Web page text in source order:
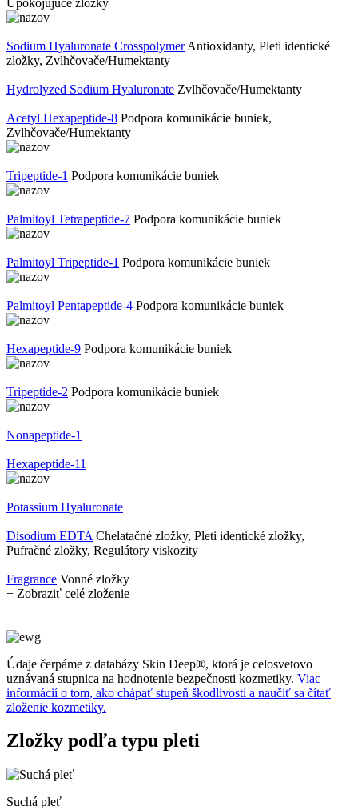
Sodium Hyaluronate Crosspolymer Antioxidanty, Pleti identické
zložky, Zvlhčovače/Humektanty
Hydrolyzed Sodium Hyaluronate Zvlhčovače/Humektanty
Acetyl Hexapeptide-8 Podpora komunikácie buniek,
Zvlhčovače/Humektanty
Tripeptide-1 Podpora komunikácie buniek
Palmitoyl Tetrapeptide-7 Podpora komunikácie buniek
Palmitoyl Tripeptide-1 Podpora komunikácie buniek
Palmitoyl Pentapeptide-4 Podpora komunikácie buniek
Hexapeptide-9 Podpora komunikácie buniek
Tripeptide-2 Podpora komunikácie buniek
Nonapeptide-1
Hexapeptide-11
Potassium Hyaluronate
Disodium EDTA Chelatačné zložky, Pleti identické zložky,
Pufračné zložky, Regulátory viskozity
Fragrance Vonné zložky
+ Zobraziť celé zloženie
Údaje čerpáme z databázy Skin Deep®, ktorá je celosvetovo
uznávaná stupnica na hodnotenie bezpečnosti kozmetiky. Viac
informácií o tom, ako chápať stupeň škodlivosti a naučiť sa čítať
zloženie kozmetiky.
Zložky podľa typu pleti
Suchá pleť